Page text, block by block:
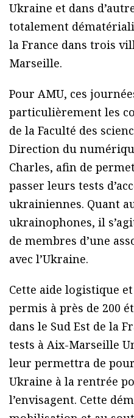
Ukraine et dans
totalement
la France dans trois
Marseille.
Pour AMU, ces
particulièrement les
de la Faculté des
Direction du
Charles, afin de
passer leurs tests
ukrainiennes. Quant
ukrainophones, il
de membres d’une
avec l’Ukraine.
Cette aide logistique
permis à près de 200
dans le Sud Est de la
tests à Aix-Marseille
leur permettra de
Ukraine à la rentrée
l’envisagent. Cette